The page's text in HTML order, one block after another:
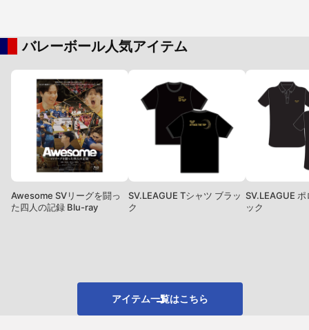
バレーボール人気アイテム
Awesome SVリーグを闘っ
た四人の記録 Blu-ray
SV.LEAGUE Tシャツ ブラッ
ク
SV.LEAGUE
ック
アイテム一覧はこちら